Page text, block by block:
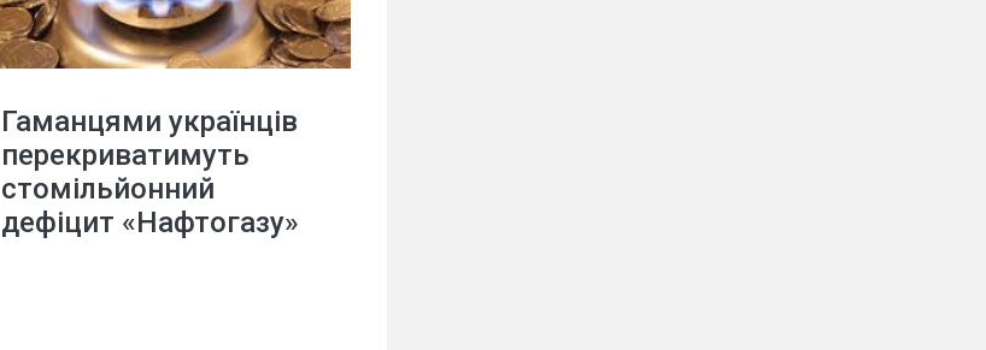
Гаманцями українців
перекриватимуть
стомільйонний
дефіцит «Нафтогазу»